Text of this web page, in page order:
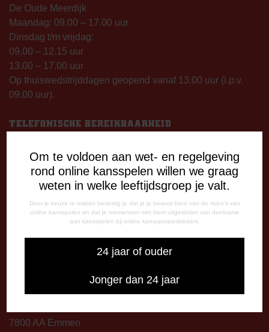
Om te voldoen aan wet- en regelgeving
rond online kansspelen willen we graag
weten in welke leeftijdsgroep je valt.
Door je keuze te maken bevestig je dat je je bewust bent van de risico's van
online kansspelen en dat je momenteel niet bent uitgesloten van deelname
aan kansspelen bij online kansspelaanbieders.
24 jaar of ouder
Jonger dan 24 jaar
De Oude Meerdijk
Maandag: 09.00 – 17.00 uur
Dinsdag t/m vrijdag:
09.00 – 12.15 uur
13.00 – 17.00 uur
Op thuiswedstrijddagen geopend vanaf 13.00 uur (i.p.v.
09.00 uur).
TELEFONISCHE BEREIKBAARHEID
Dinsdag
09:00 - 12:15 uur
13:00 - 17:00 uur
13:00 - 17:00 uur
09:00 - 12:15 uur
CORRESPONDENTIE-ADRES
7800 AA Emmen